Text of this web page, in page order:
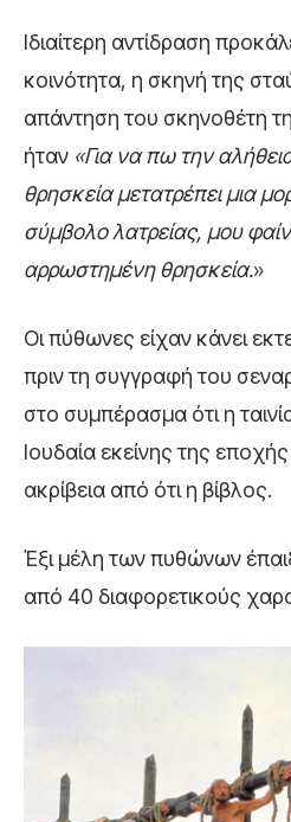
Ιδιαίτερη αντίδραση
κοινότητα, η σκηνή της
απάντηση του σκηνοθέτη
ήταν «Για να πω την
θρησκεία μετατρέπει μια
σύμβολο λατρείας, μου
αρρωστημένη θρησκεία.»
Οι πύθωνες είχαν κάνει
πριν τη συγγραφή του
στο συμπέρασμα ότι η
Ιουδαία εκείνης της
ακρίβεια από ότι η βίβλος.
Έξι μέλη των πυθώνων
από 40 διαφορετικούς